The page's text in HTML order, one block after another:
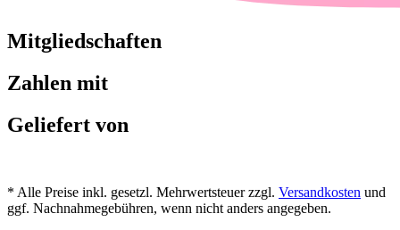
Mitgliedschaften
Zahlen mit
Geliefert von
* Alle Preise inkl. gesetzl. Mehrwertsteuer zzgl. Versandkosten und
ggf. Nachnahmegebühren, wenn nicht anders angegeben.